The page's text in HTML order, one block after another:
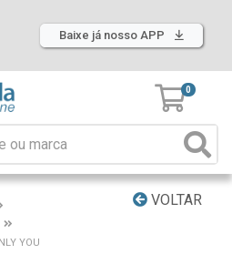
Baixe já nosso APP
0
VOLTAR
YOU